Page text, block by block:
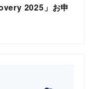
2025」お申